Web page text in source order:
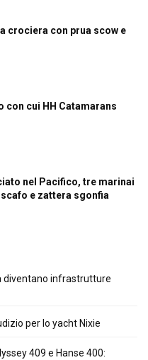
crociera con prua scow e
con cui HH Catamarans
nel Pacifico, tre marinai
e zattera sgonfia
diventano infrastrutture
per lo yacht Nixie
409 e Hanse 400: